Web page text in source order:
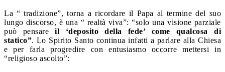
La “ tradizione”, torna a ricordare il Papa al termine del suo
lungo discorso, è una “ realtà viva”: “solo una visione parziale
può pensareil ‘deposito della fede’ come qualcosa di
statico”. Lo Spirito Santo continua infatti a parlare alla Chiesa
e per farla progredire con entusiasmo occorre mettersi in
“religioso ascolto”: